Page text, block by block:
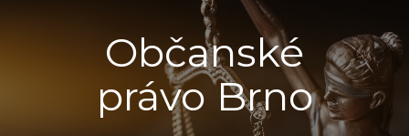
Občanské
právo Brno